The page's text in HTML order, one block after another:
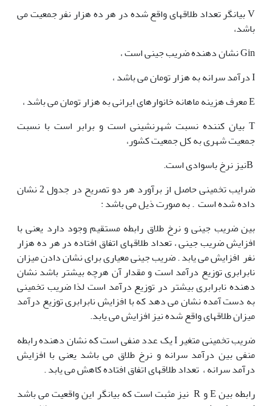
V بیانگر تعداد طلاقهای واقع شده در هر ده هزار نفر جمعیت می
باشد،
Gin نشان دهنده ضریب جینی است ،
I درآمد سرانه به هزار تومان می باشد ،
E معرف هزینه ماهانه خانوارهای ایرانی به هزار تومان می باشد ،
T بیان کننده نسبت شهرنشینی است و برابر است با نسبت
جمعیت شهری به کل جمعیت کشور،
ضرایب تخمینی حاصل از برآورد هر دو تصریح در جدول 2 نشان
داده شده است . به صورت ذیل می باشد :
بین ضریب جینی و نرخ طلاق رابطه مستقیم وجود دارد یعنی با
افزایش ضریب جینی ، تعداد طلاقهای اتفاق افتاده در هر ده هزار
نفر افزایش می یابد . ضریب جینی معیاری برای نشان دادن میزان
نابرابری توزیع درآمد است و مقدار آن هرچه بیشتر باشد نشان
دهنده نابرابری بیشتر در توزیع درآمد است لذا ضریب تخمینی
به دست آمده نشان می دهد که با افزایش نابرابری توزیع درآمد
میزان طلاقهای واقع شده نیز افزایش می یابد.
ضریب تخمینی متغیر I یک عدد منفی است که نشان دهنده رابطه
منفی بین درآمد سرانه و نرخ طلاق می باشد یعنی با افزایش
درآمد سرانه ، تعداد طلاقهای اتفاق افتاده کاهش می یابد .
رابطه بین E و R نیز مثبت است که بیانگر این واقعیت می باشد